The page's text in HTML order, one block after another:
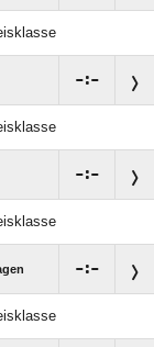
:
:
: